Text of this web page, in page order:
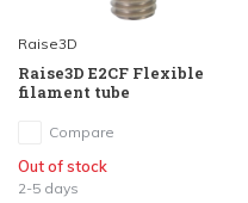
Raise3D
Raise3D E2CF Flexible
filament tube
Compare
Out of stock
2-5 days